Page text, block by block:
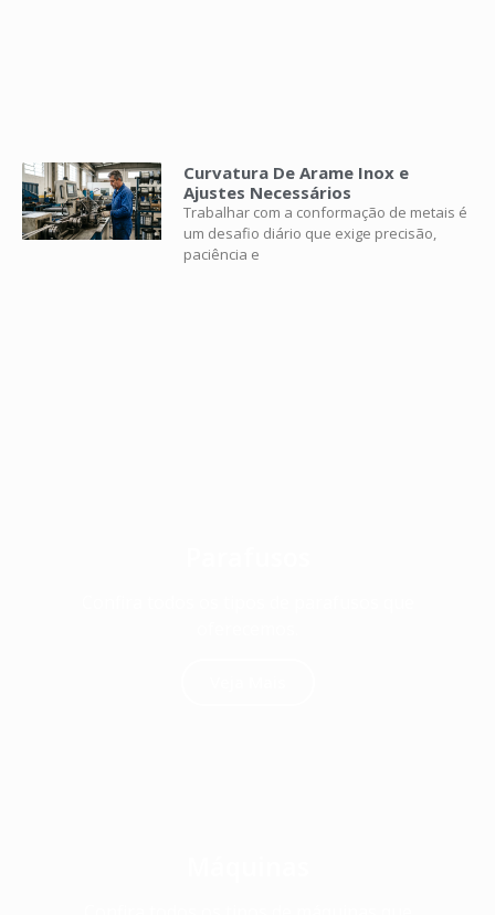
Curvatura De Arame Inox e
Ajustes Necessários
Trabalhar com a conformação de metais é
um desafio diário que exige precisão,
paciência e